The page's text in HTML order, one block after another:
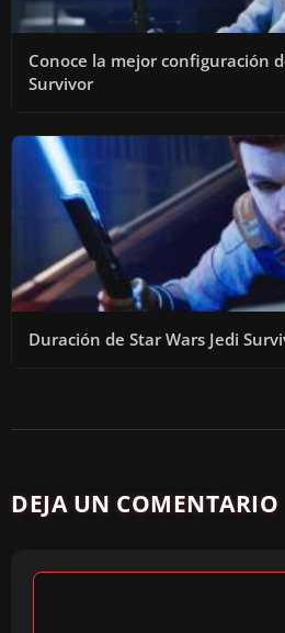
Conoce la mejor configuración
Survivor
Duración de Star Wars Jedi
DEJA UN COMENTARIO